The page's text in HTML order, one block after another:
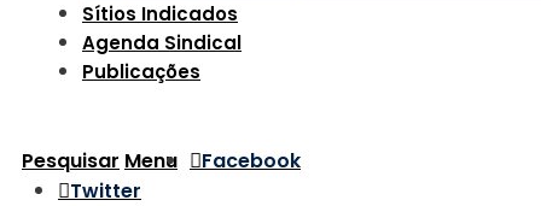
Sítios Indicados
Agenda Sindical
Publicações
Pesquisar Menu
Facebook
Twitter